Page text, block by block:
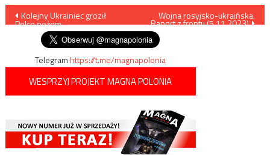
Nawigacja
wpisu
Kolejny Ukrainiec groził
Polce nożem
Wojna rosyjsko-ukraińska.
Raport z frontu (5.11.2023)
Telegramhttps://t.me/magnapolonia
WESPRZYJ PROJEKT MAGNA POLONIA